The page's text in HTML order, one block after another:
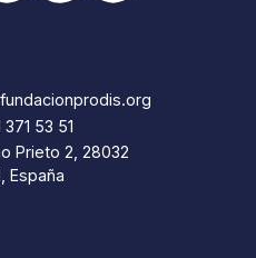
53 51
Prieto 2, 28032
España